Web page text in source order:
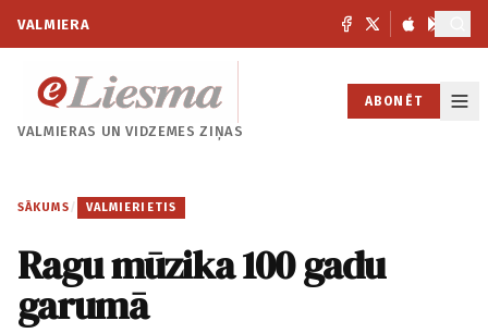
VALMIERA
VALMIERAS UNVIDZEMES ZIŅAS
ABONĒT
SĀKUMS / VALMIERIETIS
Ragu mūzika 100 gadu
garumā